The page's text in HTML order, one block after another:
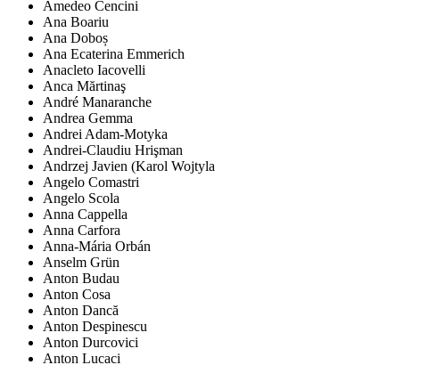
Amedeo Cencini
Ana Boariu
Ana Doboș
Ana Ecaterina Emmerich
Anacleto Iacovelli
Anca Mărtinaş
André Manaranche
Andrea Gemma
Andrei Adam-Motyka
Andrei-Claudiu Hrişman
Andrzej Javien (Karol Wojtyla
Angelo Comastri
Angelo Scola
Anna Cappella
Anna Carfora
Anna-Mária Orbán
Anselm Grün
Anton Budau
Anton Cosa
Anton Dancă
Anton Despinescu
Anton Durcovici
Anton Lucaci